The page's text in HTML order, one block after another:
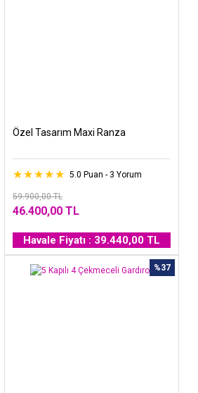
Özel Tasarım Maxi Ranza
5.0 Puan - 3 Yorum
59.900,00 TL
46.400,00 TL
Havale Fiyatı : 39.440,00 TL
%37